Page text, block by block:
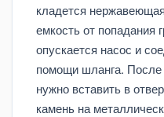
кладется
емкость от попадания
опускается насос и
помощи шланга. После
нужно вставить в
камень на